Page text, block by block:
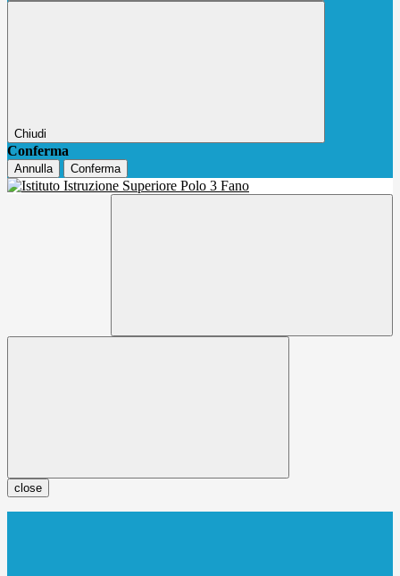
Chiudi
Conferma
Annulla Conferma
close